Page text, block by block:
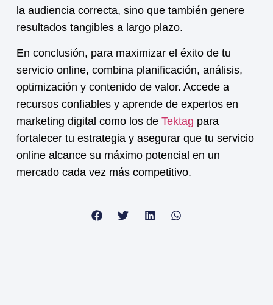
la audiencia correcta, sino que también genere
resultados tangibles a largo plazo.
En conclusión, para maximizar el éxito de tu
servicio online, combina planificación, análisis,
optimización y contenido de valor. Accede a
recursos confiables y aprende de expertos en
marketing digital como los de Tektag para
fortalecer tu estrategia y asegurar que tu servicio
onlinealcance su máximo potencial en un
mercado cada vez más competitivo.